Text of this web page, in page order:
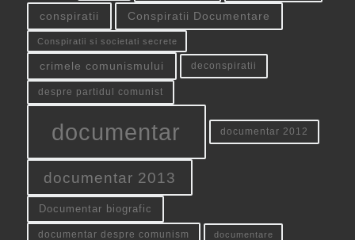
conspiratii Conspiratii Documentare
Conspiratii si societati secrete
crimele comunismului deconspiratii
despre partidul comunist
documentar documentar 2012
documentar 2013
Documentar biografic
documentar despre comunism documentare